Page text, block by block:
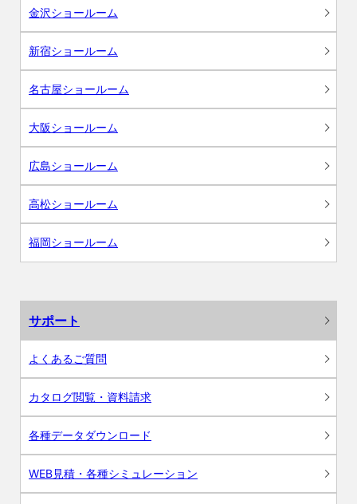
金沢ショールーム
新宿ショールーム
名古屋ショールーム
大阪ショールーム
広島ショールーム
高松ショールーム
福岡ショールーム
サポート
よくあるご質問
カタログ閲覧・資料請求
各種データダウンロード
WEB見積・各種シミュレーション